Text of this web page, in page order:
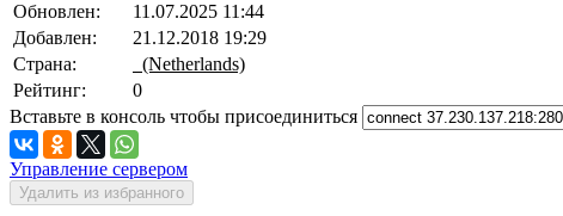
Обновлен:
11.07.2025 11:44
Добавлен:
21.12.2018 19:29
Страна:
(Netherlands)
Рейтинг:
0
Вставьте в консоль чтобы присоединиться
Управление сервером
Удалить из избранного